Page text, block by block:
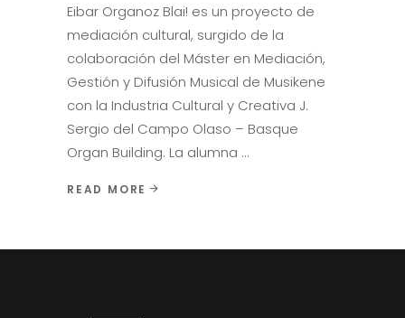
Eibar Organoz Blai! es un proyecto de
mediación cultural, surgido de la
colaboración del Máster en Mediación,
Gestión y Difusión Musical de Musikene
con la Industria Cultural y Creativa J.
Sergio del Campo Olaso – Basque
Organ Building. La alumna
READ MORE